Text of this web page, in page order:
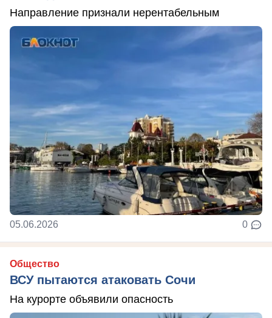
Направление признали нерентабельным
05.06.2026 0
Общество
ВСУ пытаются атаковать Сочи
На курорте объявили опасность